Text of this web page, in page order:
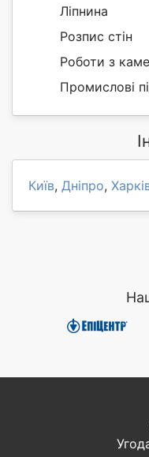
Ліпнина
Розпис стін
Роботи з
Промислові
Київ, Дніпро,